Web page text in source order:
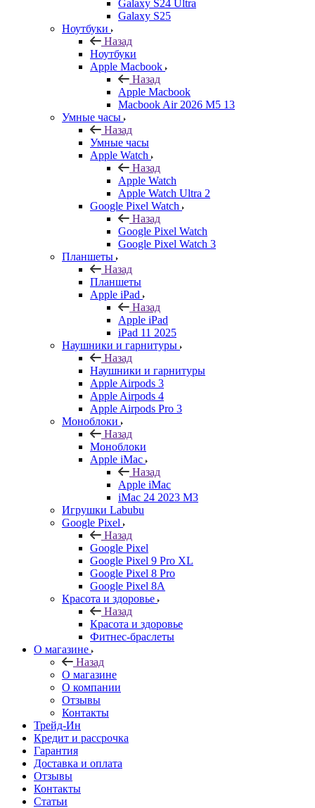
Galaxy S24 Ultra
Galaxy S25
Ноутбуки
Назад
Ноутбуки
Apple Macbook
Назад
Apple Macbook
Macbook Air 2026 M5 13
Умные часы
Назад
Умные часы
Apple Watch
Назад
Apple Watch
Apple Watch Ultra 2
Google Pixel Watch
Назад
Google Pixel Watch
Google Pixel Watch 3
Планшеты
Назад
Планшеты
Apple iPad
Назад
Apple iPad
iPad 11 2025
Наушники и гарнитуры
Назад
Наушники и гарнитуры
Apple Airpods 3
Apple Airpods 4
Apple Airpods Pro 3
Моноблоки
Назад
Моноблоки
Apple iMac
Назад
Apple iMac
iMac 24 2023 M3
Игрушки Labubu
Google Pixel
Назад
Google Pixel
Google Pixel 9 Pro XL
Google Pixel 8 Pro
Google Pixel 8A
Красота и здоровье
Назад
Красота и здоровье
Фитнес-браслеты
О магазине
Назад
О магазине
О компании
Отзывы
Контакты
Трейд-Ин
Кредит и рассрочка
Гарантия
Доставка и оплата
Отзывы
Контакты
Статьи